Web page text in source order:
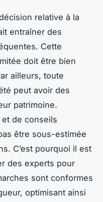
relative à la
entraîner des
Cette
doit être bien
ailleurs, toute
peut avoir des
patrimoine.
et de conseils
être sous-estimée
C’est pourquoi il est
des experts pour
sont conformes
optimisant ainsi